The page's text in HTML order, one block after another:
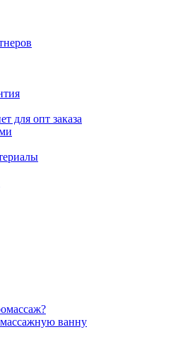
для опт заказа
ванну